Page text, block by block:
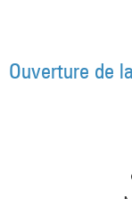
Ouverture de